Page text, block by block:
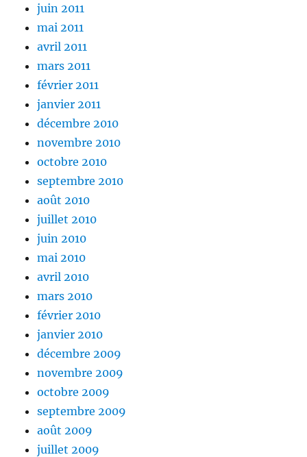
juin 2011
mai 2011
avril 2011
mars 2011
février 2011
janvier 2011
décembre 2010
novembre 2010
octobre 2010
septembre 2010
août 2010
juillet 2010
juin 2010
mai 2010
avril 2010
mars 2010
février 2010
janvier 2010
décembre 2009
novembre 2009
octobre 2009
septembre 2009
août 2009
juillet 2009